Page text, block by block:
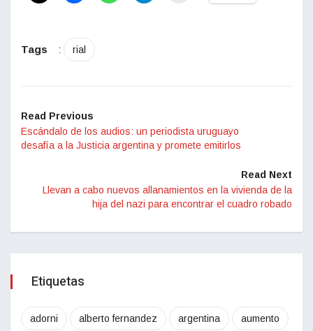
Tags : rial
Read Previous
Escándalo de los audios: un periodista uruguayo
desafía a la Justicia argentina y promete emitirlos
Read Next
Llevan a cabo nuevos allanamientos en la vivienda de la
hija del nazi para encontrar el cuadro robado
Etiquetas
adorni alberto fernandez argentina aumento